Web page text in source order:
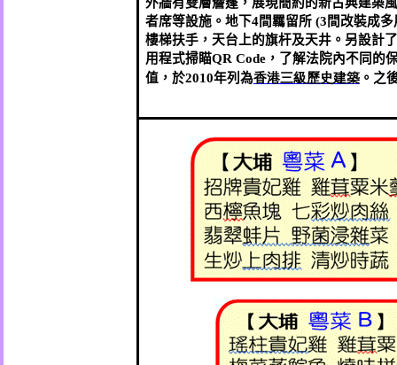
者席等設施。地下4間羈留所 (3 間改裝成
樓梯扶手，天台上的旗杆及天井。另設計
用程式掃瞄QR Code，了解法院內不同的
值，於2010年列為香港三級歷史建築。之